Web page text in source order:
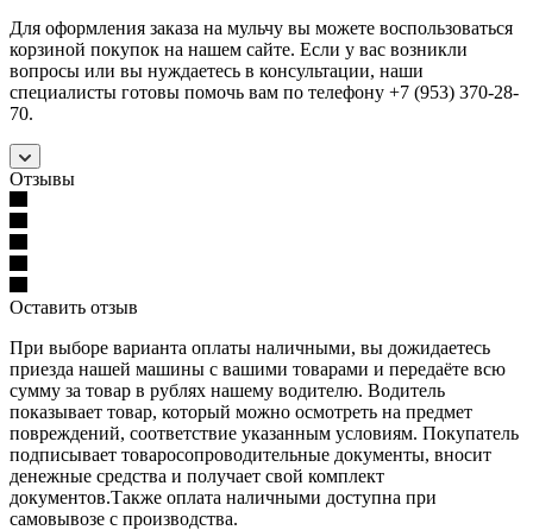
Для оформления заказа на мульчу вы можете воспользоваться
корзиной покупок на нашем сайте. Если у вас возникли
вопросы или вы нуждаетесь в консультации, наши
специалисты готовы помочь вам по телефону +7 (953) 370-28-
70.
Отзывы
Оставить отзыв
При выборе варианта оплаты наличными, вы дожидаетесь
приезда нашей машины с вашими товарами и передаёте всю
сумму за товар в рублях нашему водителю. Водитель
показывает товар, который можно осмотреть на предмет
повреждений, соответствие указанным условиям. Покупатель
подписывает товаросопроводительные документы, вносит
денежные средства и получает свой комплект
документов.Также оплата наличными доступна при
самовывозе с производства.